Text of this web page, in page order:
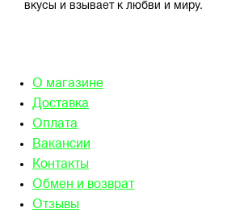
вкусы и взывает к любви и миру.
О магазине
Доставка
Оплата
Вакансии
Контакты
Обмен и возврат
Отзывы